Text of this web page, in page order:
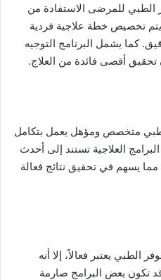
الطبي للمرضى الاستفادة من
تخصيص خطة علاجية فردية
كما يشمل البرنامج التوجيه
تحقيق أقصى فائدة من العلاج.
طبي متخصص ومؤهل يعمل بتكامل
العلاجية تستند إلى أحدث
مما يسهم في تحقيق نتائج فعالة
الطبي يعتبر فعالاً، إلا أنه
تكون بعض البرامج صارمة